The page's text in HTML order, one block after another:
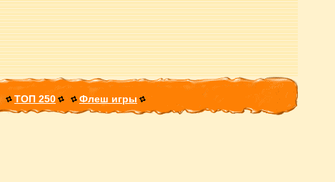
ТОП 250 Флеш игры